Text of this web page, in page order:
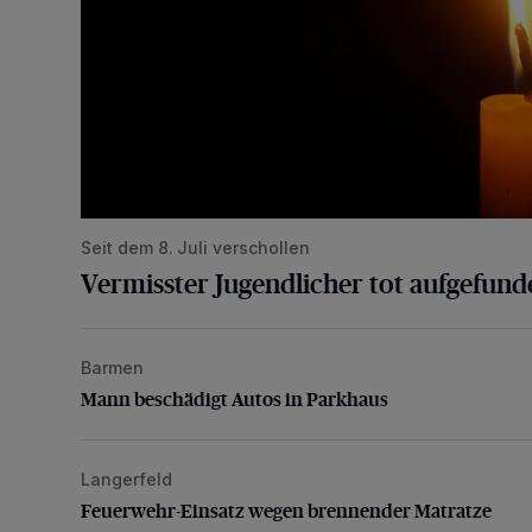
Seit dem 8. Juli verschollen
Vermisster Jugendlicher tot
Mann beschädigt Autos in Parkhaus
Barmen
Mann beschädigt Autos in Parkhaus
Feuerwehr-Einsatz wegen brennender Matratze
Langerfeld
Feuerwehr-Einsatz wegen brennender Matratze